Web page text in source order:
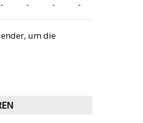
- - - -
um die